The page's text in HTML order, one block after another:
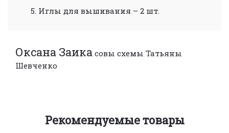
5. Иглы для вышивания – 2 шт.
Оксана Заика совы схемы Татьяны
Шевченко
Рекомендуемые товары